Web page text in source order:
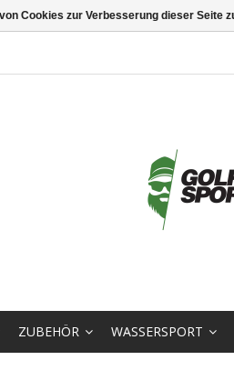
ZUBEHÖR WASSERSPORT
Cookies zur Verbesserung dieser Seite